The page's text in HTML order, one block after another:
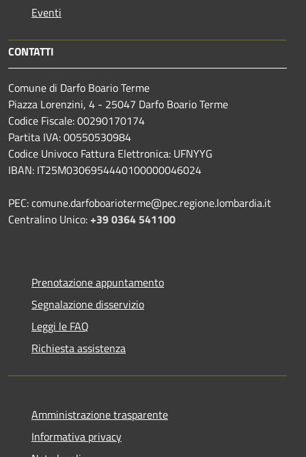
Eventi
CONTATTI
Comune di Darfo Boario Terme
Piazza Lorenzini, 4 - 25047 Darfo Boario Terme
Codice Fiscale: 00290170174
Partita IVA: 00550530984
Codice Univoco Fattura Elettronica: UFNYYG
IBAN: IT25M0306954440100000046024
PEC: comune.darfoboarioterme@pec.regione.lombardia.it
Centralino Unico:+39 0364 541100
Prenotazione appuntamento
Segnalazione disservizio
Leggi le FAQ
Richiesta assistenza
Amministrazione trasparente
Informativa privacy